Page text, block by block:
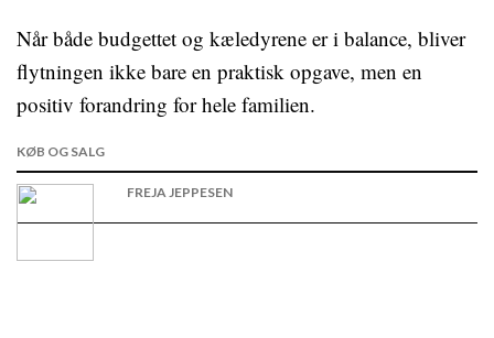
Når både budgettet og kæledyrene er i balance, bliver
flytningen ikke bare en praktisk opgave, men en
positiv forandring for hele familien.
KØB OG SALG
FREJA JEPPESEN